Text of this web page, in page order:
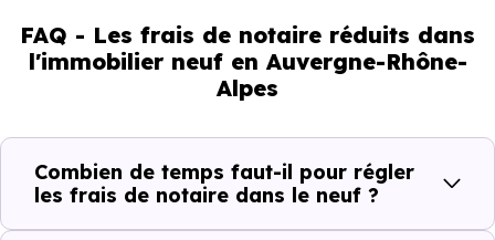
FAQ - Les frais de notaire réduits dans
l'immobilier neuf en Auvergne-Rhône-
Alpes
Combien de temps faut-il pour régler
les frais de notaire dans le neuf ?